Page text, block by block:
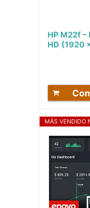
HP M22f
HD (1920
MÁS VENDIDO